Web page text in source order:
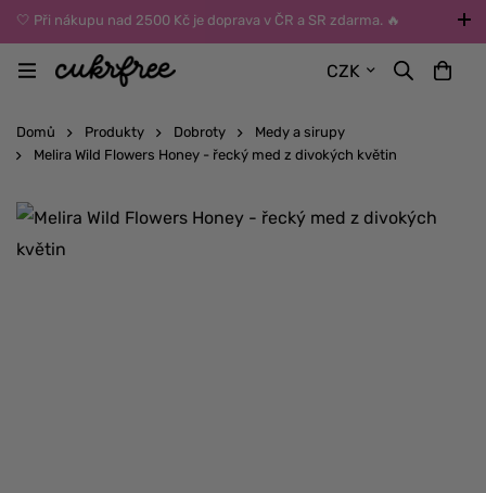
🤍 Při nákupu nad 2500 Kč je doprava v ČR a SR zdarma. 🔥
UPOZORNĚNÍ: Během léta vybírejte dopravu kurýrem nebo do Z-
BOXů umístěných uvnitř budov. Reklamace zboží způsobené
CZK
Domů Produkty Dobroty
Medy a sirupy
Melira Wild Flowers Honey - řecký med z divokých květin